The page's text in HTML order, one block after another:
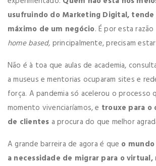
usufruindo do Marketing Digital, tende
máximo de um negócio. É por esta
home based, principalmente, precisam
Não é à toa que aulas de academia,
a museus e mentorias ocuparam sites e
força. A pandemia só acelerou o processo
momento vivenciaríamos, e trouxe para o
de clientes a procura do que melhor
A grande barreira de agora é que o
a necessidade de migrar para o